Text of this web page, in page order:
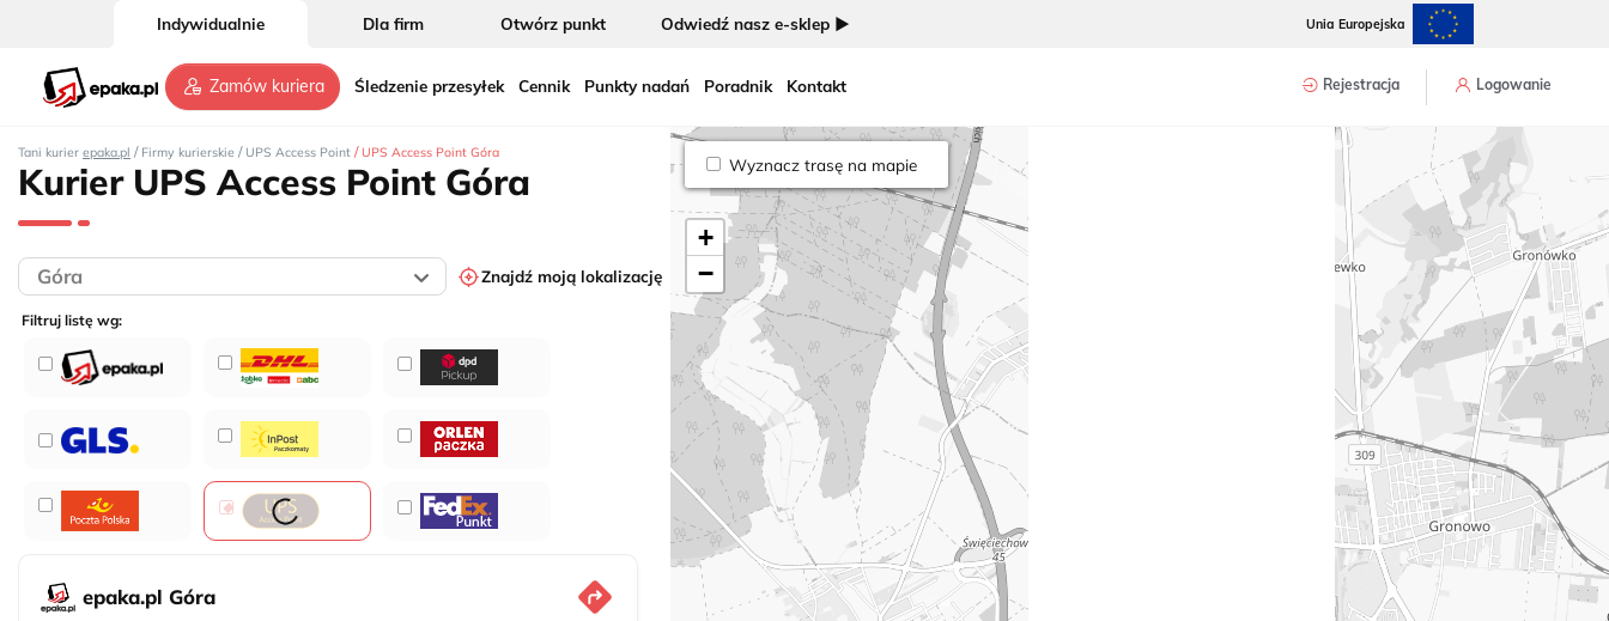
Indywidualnie Dla firm Otwórz punkt Odwiedź nasz e-sklep ► Unia Europejska
Zamów kuriera Śledzenie przesyłek Cennik Punkty nadań Poradnik Kontakt Rejestracja Logowanie
Tani kurier epaka.pl / Firmy kurierskie / UPS Access Point / UPS Access Point Góra
Kurier UPS Access Point Góra
Znajdź moją lokalizację
Filtruj listę wg:
epaka.pl Góra
Wyznacz trasę na mapie
+
−